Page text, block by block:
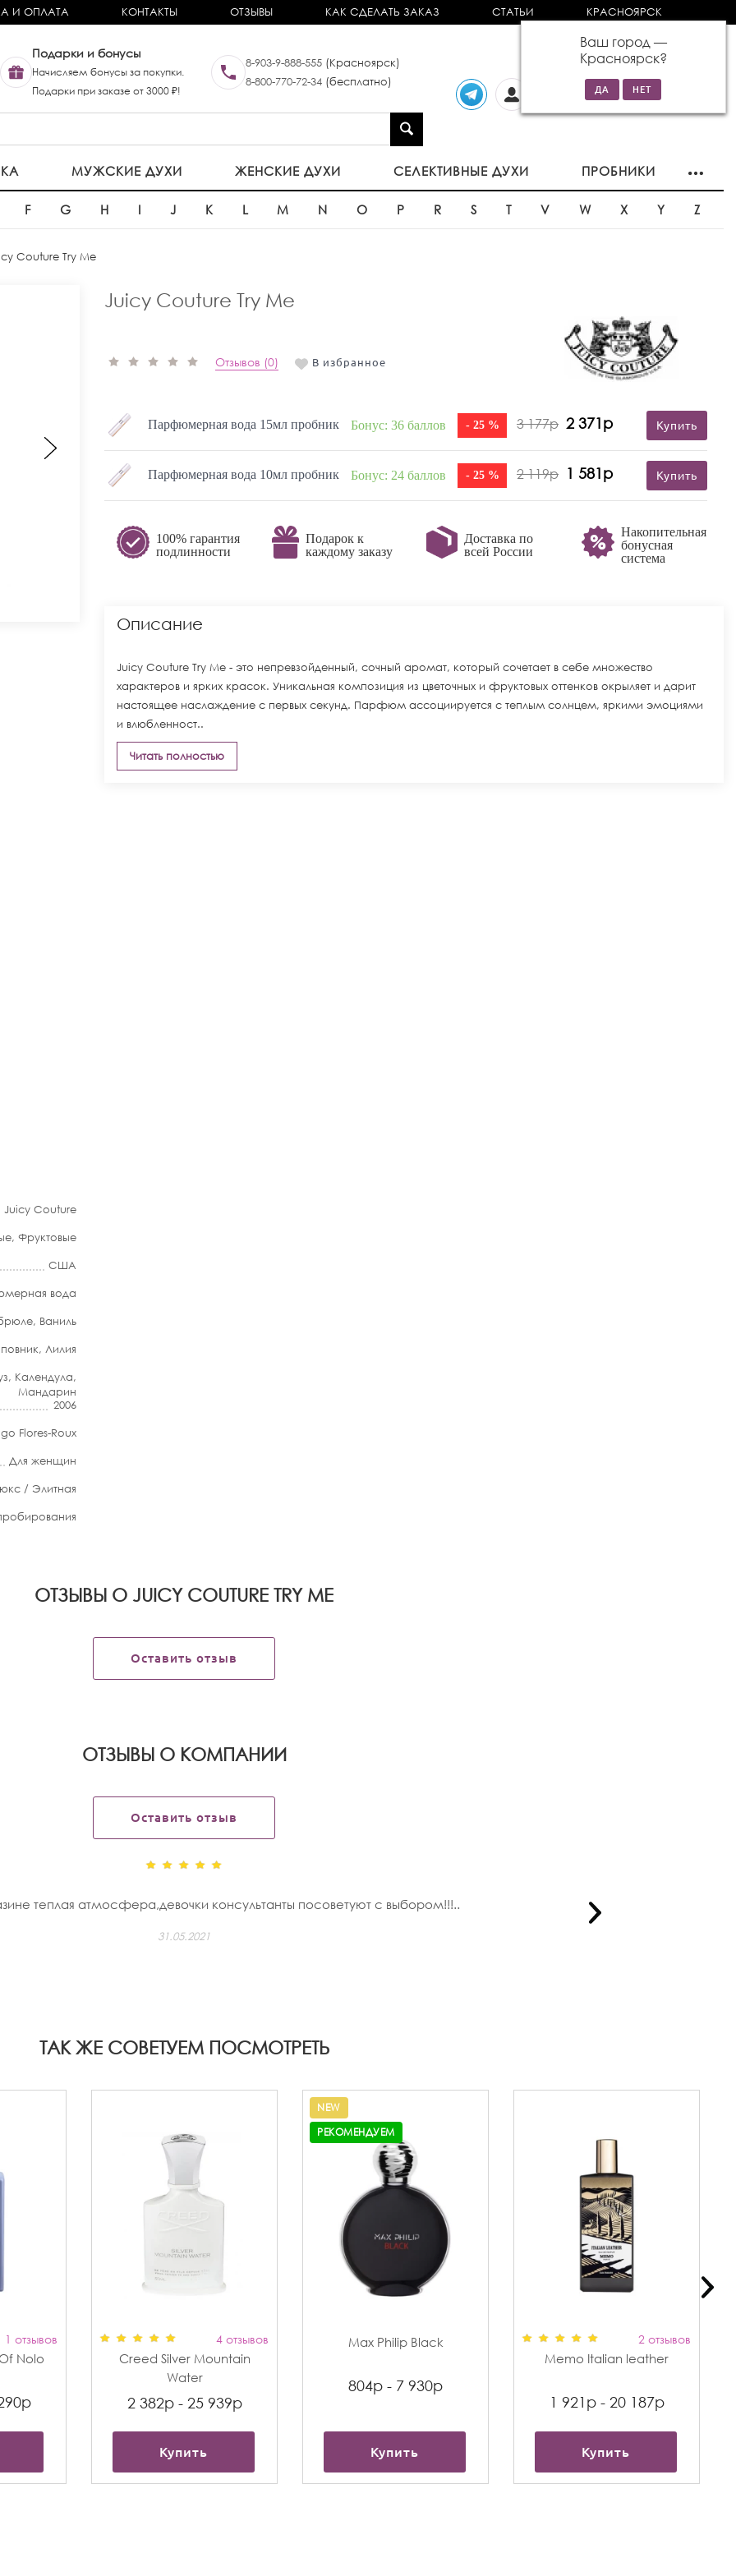
И ОПЛАТА КОНТАКТЫ ОТЗЫВЫ КАК СДЕЛАТЬ ЗАКАЗ СТАТЬИ КРАСНОЯРСК
Ваш город —
Красноярск?
Подарки и бонусы
Начисляем бонусы за покупки.
Подарки при заказе от 3000 ₽!
8-903-9-888-555 (Красноярск)
8-800-770-72-34 (бесплатно)
0 товаров
на сумму 0р
МУЖСКИЕ ДУХИ ЖЕНСКИЕ ДУХИ СЕЛЕКТИВНЫЕ ДУХИ ПРОБНИКИ
F G H I J K L M N O P R S T V W X Y Z
Couture Try Me
Juicy Couture
, Фруктовые
США
вода
, Ваниль
, Лилия
, Календула,
Мандарин
2006
Flores-Roux
Для женщин
/ Элитная
Juicy Couture Try Me
Отзывов (0) В избранное
Парфюмерная вода 15мл пробник Бонус: 36 баллов - 25 % 3 177р 2 371р Купить
Парфюмерная вода 10мл пробник Бонус: 24 баллов - 25 % 2 119р 1 581р Купить
100% гарантия
подлинности
Подарок к
каждому заказу
Доставка по
всей России
Накопительная
бонусная
система
Описание
Juicy Couture Try Me - это непревзойденный, сочный аромат, который сочетает в себе множество
характеров и ярких красок. Уникальная композиция из цветочных и фруктовых оттенков окрыляет и дарит
настоящее наслаждение с первых секунд. Парфюм ассоциируется с теплым солнцем, яркими эмоциями
и влюбленност..
Читать полностью
ОТЗЫВЫ О JUICY COUTURE TRY ME
Оставить отзыв
OТЗЫВЫ О КОМПАНИИ
Оставить отзыв
теплая атмосфера,девочки консультанты посоветуют с выбором!!!..
31.05.2021
ТАК ЖЕ СОВЕТУЕМ ПОСМОТРЕТЬ
1 отзывов
Nolo
4 отзывов
Creed Silver Mountain
Water
2 382р - 25 939р
Купить
NEW
РЕКОМЕНДУЕМ
Max Philip Black
804р - 7 930р
Купить
2 отзывов
Memo Italian leather
1 921р - 20 187р
Купить